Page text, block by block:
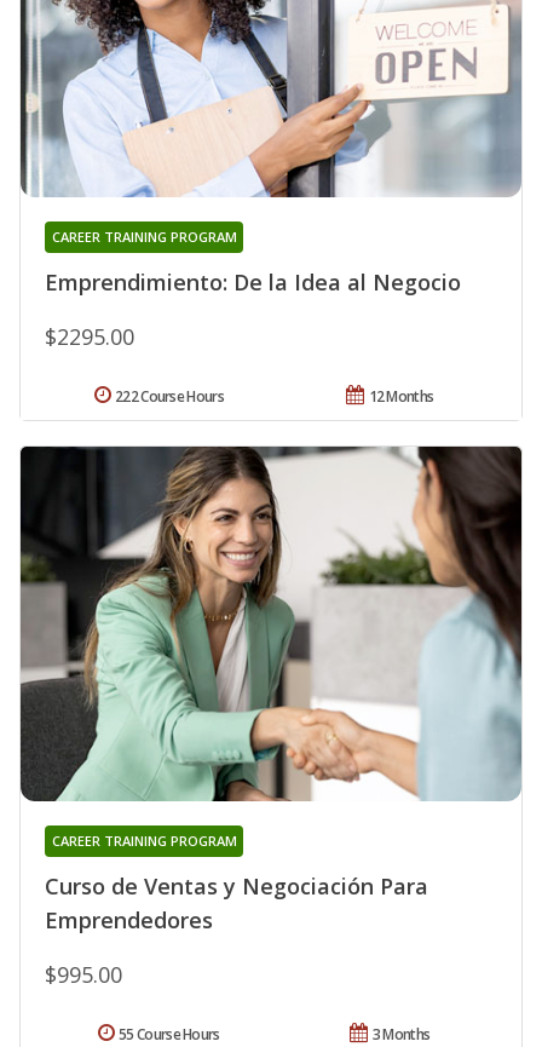
Emprendimiento: De la Idea al Negocio
CAREER TRAINING PROGRAM
$2295.00
12 Months
222 Course Hours
Curso de Ventas y Negociación Para
Emprendedores
CAREER TRAINING PROGRAM
$995.00
3 Months
55 Course Hours